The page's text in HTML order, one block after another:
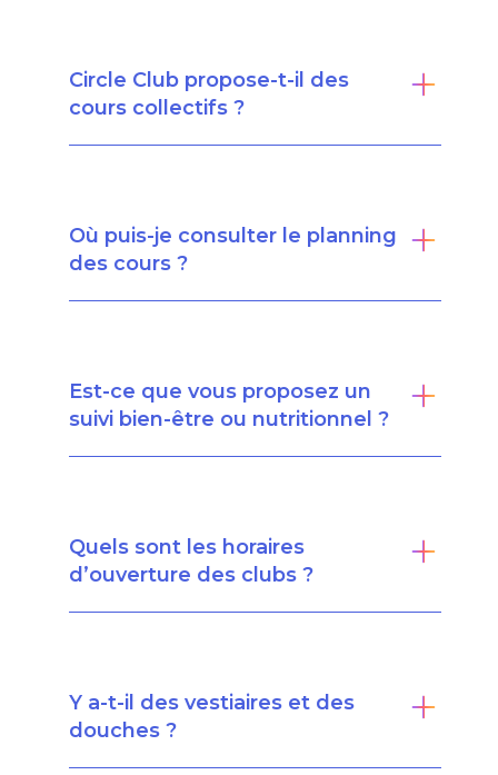
Circle Club propose-t-il des
cours collectifs ?
Où puis-je consulter le planning
des cours ?
Est-ce que vous proposez un
suivi bien-être ou nutritionnel ?
Quels sont les horaires
d’ouverture des clubs ?
Y a-t-il des vestiaires et des
douches ?